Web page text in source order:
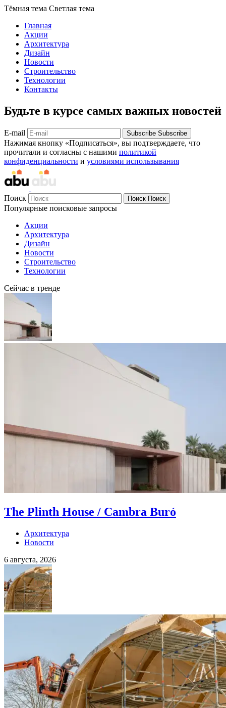
Тёмная тема Светлая тема
Главная
Акции
Архитектура
Дизайн
Новости
Строительство
Технологии
Контакты
Будьте в курсе самых важных новостей
E-mail Subscribe Subscribe
Нажимая кнопку «Подписаться», вы подтверждаете, что
прочитали и согласны с нашими политикой
конфиденциальности и условиями использывания
Поиск Поиск Поиск
Популярные поисковые запросы
Акции
Архитектура
Дизайн
Новости
Строительство
Технологии
Сейчас в тренде
The Plinth House / Cambra Buró
Архитектура
Новости
6 августа, 2026